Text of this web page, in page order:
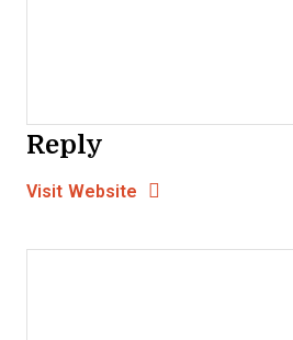
Reply
Visit Website Opens New Window